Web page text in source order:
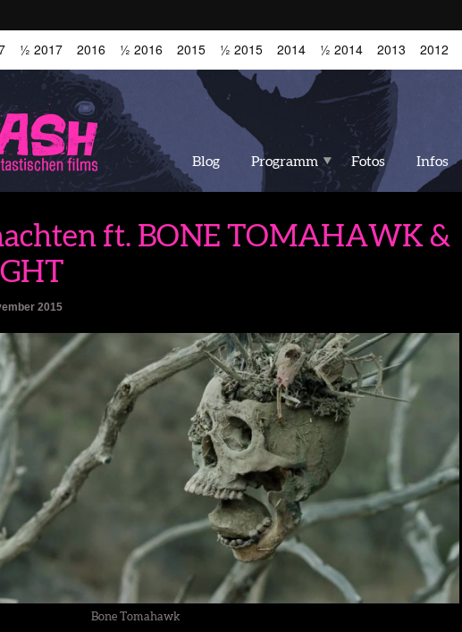
½ 2017 2016 ½ 2016 2015 ½ 2015 2014 ½ 2014 2013 2012
Blog Programm Fotos Infos
ft. BONE TOMAHAWK &
2015
Bone Tomahawk